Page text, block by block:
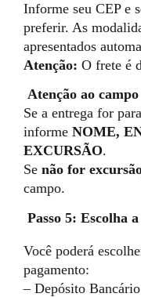
Informe seu CEP e
preferir. As
apresentados
Atenção: O frete é
Atenção ao
Se a entrega for para
informe NOME,
EXCURSÃO.
Se não for
campo.
Passo 5: Escolha
Você poderá
pagamento:
– Depósito Bancário